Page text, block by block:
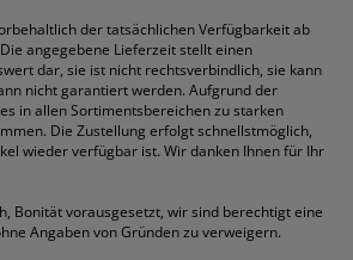
der tatsächlichen Verfügbarkeit ab
angegebene Lieferzeit stellt einen
dar, sie ist nicht rechtsverbindlich, sie kann
nicht garantiert werden. Aufgrund der
in allen Sortimentsbereichen zu starken
Die Zustellung erfolgt schnellstmöglich,
wieder verfügbar ist. Wir danken Ihnen für Ihr
Bonität vorausgesetzt, wir sind berechtigt eine
Angaben von Gründen zu verweigern.